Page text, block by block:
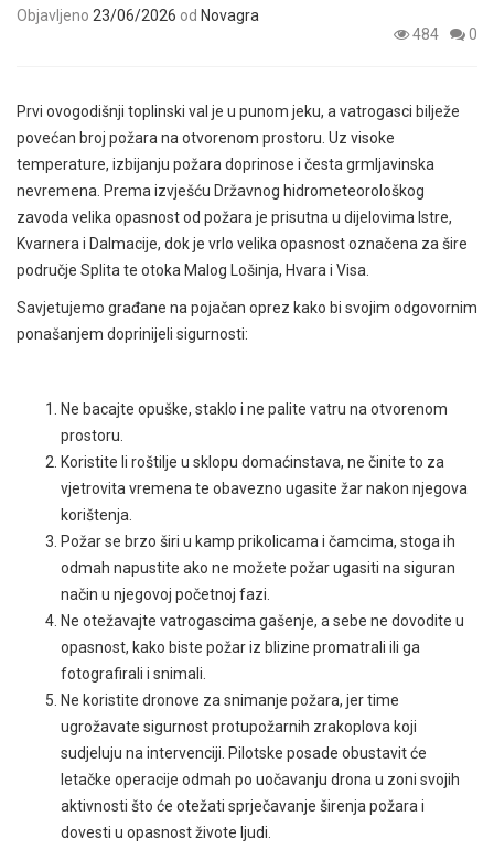
Objavljeno 23/06/2026 od Novagra
484
0
Prvi ovogodišnji toplinski val je u punom jeku, a vatrogasci bilježe
povećan broj požara na otvorenom prostoru. Uz visoke
temperature, izbijanju požara doprinose i česta grmljavinska
nevremena. Prema izvješću Državnog hidrometeorološkog
zavoda velika opasnost od požara je prisutna u dijelovima Istre,
Kvarnera i Dalmacije, dok je vrlo velika opasnost označena za šire
područje Splita te otoka Malog Lošinja, Hvara i Visa.
Savjetujemo građane na pojačan oprez kako bi svojim odgovornim
ponašanjem doprinijeli sigurnosti:
Ne bacajte opuške, staklo i ne palite vatru na otvorenom
prostoru.
Koristite li roštilje u sklopu domaćinstava, ne činite to za
vjetrovita vremena te obavezno ugasite žar nakon njegova
korištenja.
Požar se brzo širi u kamp prikolicama i čamcima, stoga ih
odmah napustite ako ne možete požar ugasiti na siguran
način u njegovoj početnoj fazi.
Ne otežavajte vatrogascima gašenje, a sebe ne dovodite u
opasnost, kako biste požar iz blizine promatrali ili ga
fotografirali i snimali.
Ne koristite dronove za snimanje požara, jer time
ugrožavate sigurnost protupožarnih zrakoplova koji
sudjeluju na intervenciji. Pilotske posade obustavit će
letačke operacije odmah po uočavanju drona u zoni svojih
aktivnosti što će otežati sprječavanje širenja požara i
dovesti u opasnost živote ljudi.